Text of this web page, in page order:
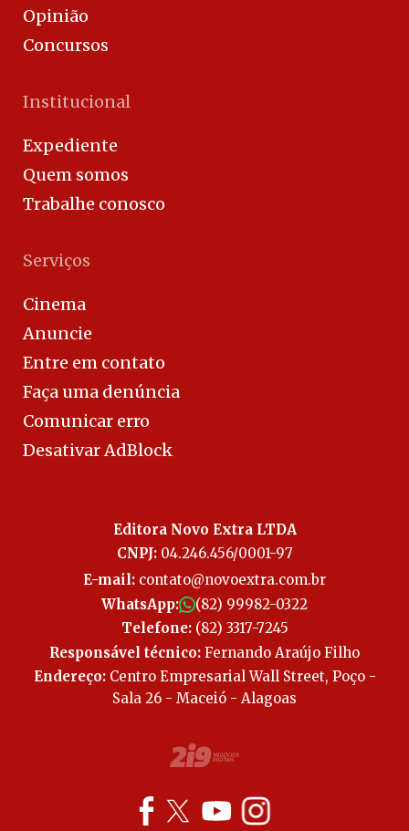
Opinião
Concursos
Institucional
Expediente
Quem somos
Trabalhe conosco
Serviços
Cinema
Anuncie
Entre em contato
Faça uma denúncia
Comunicar erro
Desativar AdBlock
Editora Novo Extra LTDA
CNPJ:04.246.456/0001-97
E-mail: contato@novoextra.com.br
WhatsApp:
(82) 99982-0322
Telefone:(82) 3317-7245
Responsável técnico: Fernando Araújo Filho
Endereço:Centro Empresarial Wall Street, Poço -
Sala 26 - Maceió - Alagoas